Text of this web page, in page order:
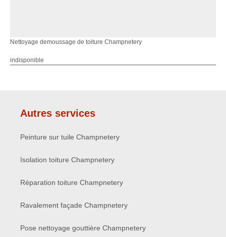
Nettoyage demoussage de toiture Champnetery
indisponible
Autres services
Peinture sur tuile Champnetery
Isolation toiture Champnetery
Réparation toiture Champnetery
Ravalement façade Champnetery
Pose nettoyage gouttière Champnetery